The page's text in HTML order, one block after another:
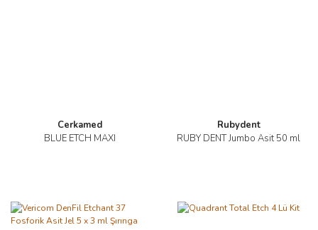
Cerkamed
BLUE ETCH MAXI
Rubydent
RUBY DENT Jumbo Asit 50 ml